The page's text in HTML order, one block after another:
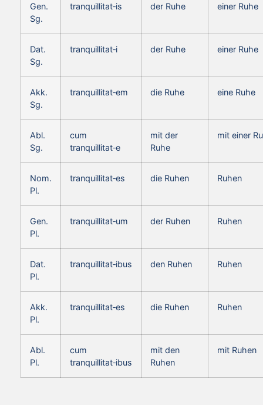
Gen.
Sg.
tranquillitat‑is der Ruhe einer Ruhe
Dat.
Sg.
tranquillitat‑i der Ruhe einer Ruhe
Akk.
Sg.
tranquillitat‑em die Ruhe eine Ruhe
Abl.
Sg.
cum
tranquillitat‑e
mit der
Ruhe
mit einer
Nom.
Pl.
tranquillitat‑es die Ruhen Ruhen
Gen.
Pl.
tranquillitat‑um der Ruhen Ruhen
Dat.
Pl.
tranquillitat‑ibus den Ruhen Ruhen
Akk.
Pl.
tranquillitat‑es die Ruhen Ruhen
Abl.
Pl.
cum
tranquillitat‑ibus
mit den
Ruhen
mit Ruhen